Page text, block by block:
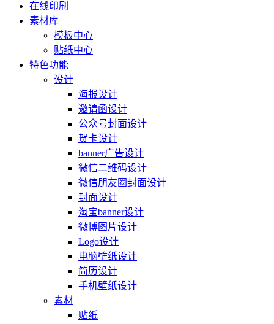
在线印刷
素材库
模板中心
贴纸中心
特色功能
设计
海报设计
邀请函设计
公众号封面设计
贺卡设计
banner广告设计
微信二维码设计
微信朋友圈封面设计
封面设计
淘宝banner设计
微博图片设计
Logo设计
电脑壁纸设计
简历设计
手机壁纸设计
素材
贴纸